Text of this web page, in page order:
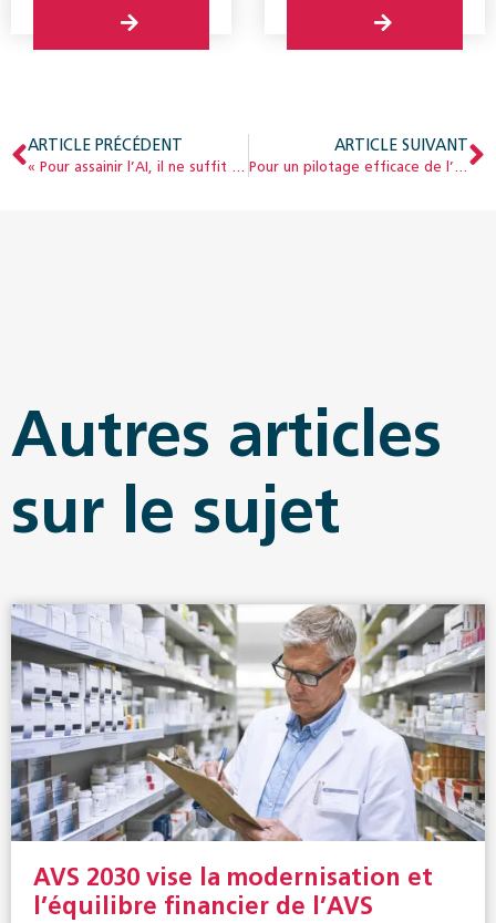
ARTICLE PRÉCÉDENT
« Pour assainir l’AI, il ne suffit pas de faire des économies »
ARTICLE SUIVANT
Pour un pilotage efficace de l’accueil institutionnel des enfants
Autres articles
sur le sujet
AVS 2030 vise la modernisation et
l’équilibre financier de l’AVS